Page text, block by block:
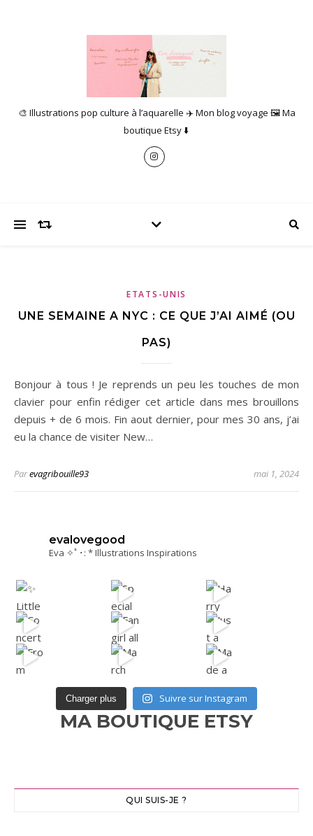
🎨 Illustrations pop culture à l’aquarelle ✈️ Mon blog voyage 🖼️ Ma
boutique Etsy ⬇️
ETATS-UNIS
UNE SEMAINE A NYC : CE QUE J’AI AIMÉ (OU
PAS)
Bonjour à tous ! Je reprends un peu les touches de mon
clavier pour enfin rédiger cet article dans mes brouillons
depuis + de 6 mois. Fin aout dernier, pour mes 30 ans, j’ai
eu la chance de visiter New…
Parevagribouille93 mai 1, 2024
evalovegood
Eva ✧ﾟ･: * Illustrations Inspirations
Charger plus Suivre sur Instagram
MA BOUTIQUE ETSY
QUI SUIS-JE ?